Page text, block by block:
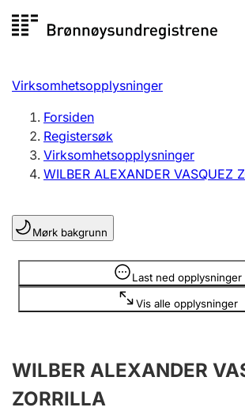
til
Registersøk
Aksjeselskap
Enkeltpersonforetak
Registrere, endre, slette
Lag og forening
Registrere, endre, slette
Innsending og forsinkelsesgebyr
Virksomhetsopplysninger
Forsiden
Registersøk
Virksomhetsopplysninger
WILBER ALEXANDER VASQUEZ
Mørk bakgrunn
Last ned opplysninger
Vis alle opplysninger
Opplysninger er skjult
WILBER ALEXANDER
ZORRILLA